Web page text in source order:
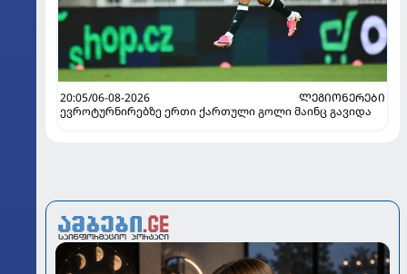
20:05/06-08-2026
ᲚᲔᲒᲘᲝᲜᲔᲠᲔᲑᲘ
ევროტურნირებზე ერთი ქართული გოლი მაინც გავიდა